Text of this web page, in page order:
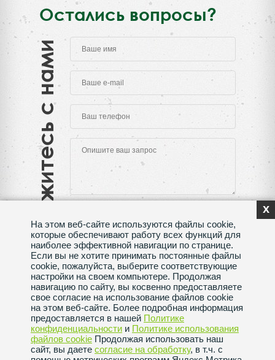
Остались вопросы?
Свяжитесь с нами
Нажимая на кнопку "Отправить", Вы даете согласие
на обработку своихперсональных данных
Сделано в веб-студииSeoMAX
Политика конфиденциальности
Пользовательское соглашение
x
На этом веб-сайте используются файлы cookie,
которые обеспечивают работу всех функций для
наиболее эффективной навигации по странице.
Если вы не хотите принимать постоянные файлы
cookie, пожалуйста, выберите соответствующие
настройки на своем компьютере. Продолжая
навигацию по сайту, вы косвенно предоставляете
свое согласие на использование файлов cookie
на этом веб-сайте. Более подробная информация
предоставляется в нашей Политике
конфиденциальности и Политике использования
файлов сookie Продолжая использовать наш
сайт, вы даете согласие на обработку, в т.ч. с